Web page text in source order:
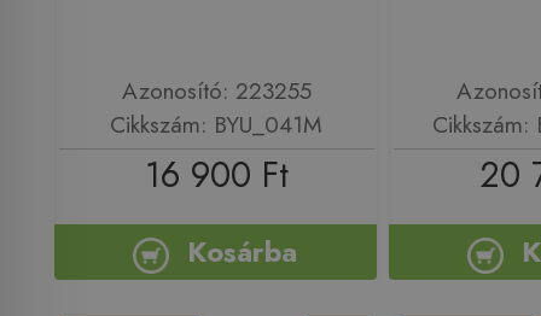
Azonosító: 223255
Cikkszám: BYU_041M
16 900 Ft
Kosárba
20